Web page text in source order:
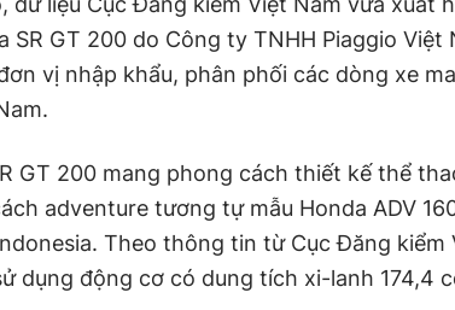
SR GT 200 do Công ty TNHH Piaggio
vị nhập khẩu, phân phối các dòng xe
GT 200 mang phong cách thiết kế thể
adventure tương tự mẫu Honda ADV
Theo thông tin từ Cục Đăng kiểm
dụng động cơ có dung tích xi-lanh 174,4